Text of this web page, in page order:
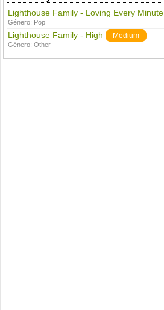
Lighthouse Family - Loving Every Minute
Género: Pop
Lighthouse Family - High Medium
Género:Other